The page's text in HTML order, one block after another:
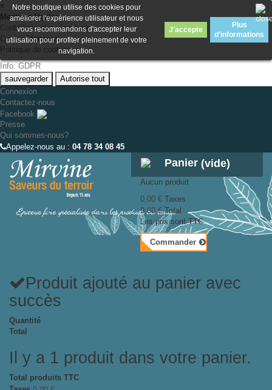
×
Mentions légales
Contrôlez votre vie privée
Cookie Manager
Politique de cookies
Info: GDPR
sauvegarder
Autorise tout
Connexion
Contactez-nous
Facebook
Presse
Qui sommes-nous?
Appelez-nous au : 04 78 34 08 45
Épicerie fine spécialisée dans les produits du terroir
Panier (vide)
Aucun produit
0,00 € Taxes
0,00 € Total
Les prix sont TTC
Commander
Produit ajouté au panier avec
succès
Quantité
Total
Il y a 1 produit dans votre panier.
Total produits TTC
Notre boutique utilise des cookies pour
améliorer l'expérience utilisateur et nous
vous recommandons d'accepter leur
utilisation pour profiter pleinement de votre
navigation.
J'accepte
Plus
d'informations